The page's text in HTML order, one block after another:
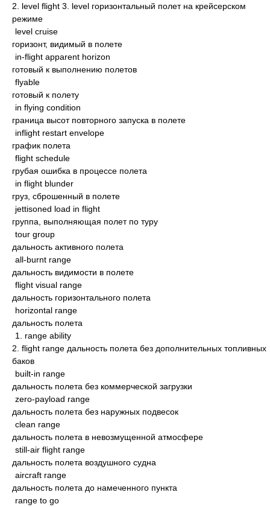
2. level flight 3. level горизонтальный полет на крейсерском
режиме
level cruise
горизонт, видимый в полете
in-flight apparent horizon
готовый к выполнению полетов
flyable
готовый к полету
in flying condition
граница высот повторного запуска в полете
inflight restart envelope
график полета
flight schedule
грубая ошибка в процессе полета
in flight blunder
груз, сброшенный в полете
jettisoned load in flight
группа, выполняющая полет по туру
tour group
дальность активного полета
all-burnt range
дальность видимости в полете
flight visual range
дальность горизонтального полета
horizontal range
дальность полета
1. range ability
2. flight range дальность полета без дополнительных топливных
баков
built-in range
дальность полета без коммерческой загрузки
zero-payload range
дальность полета без наружных подвесок
clean range
дальность полета в невозмущенной атмосфере
still-air flight range
дальность полета воздушного судна
aircraft range
дальность полета до намеченного пункта
range to go